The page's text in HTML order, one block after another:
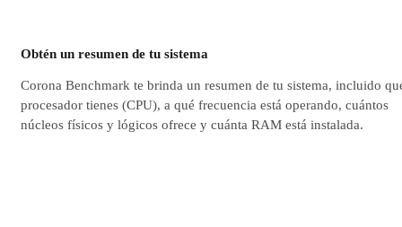
Obtén un resumen de tu sistema
Corona Benchmark te brinda un resumen de tu sistema, incluido
procesador tienes (CPU), a qué frecuencia está operando, cuántos
núcleos físicos y lógicos ofrece y cuánta RAM está instalada.